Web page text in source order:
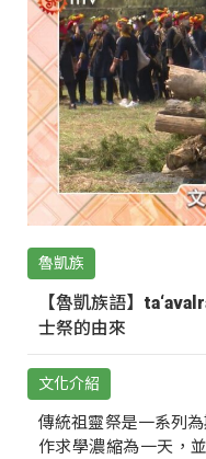
魯凱族
【魯凱族語】
士祭的由來
文化介紹
傳統祖靈祭是一系列
作求學濃縮為一天，